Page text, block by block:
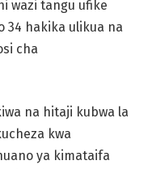
wazi tangu ufike
34 hakika ulikua na
cha
na hitaji kubwa la
kwa
ya kimataifa